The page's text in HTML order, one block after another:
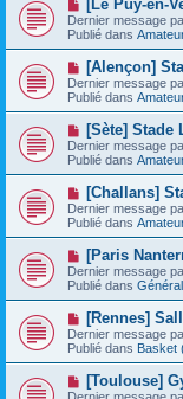
s
a
g
e
u
m
e
s
a
g
e
o
u
v
e
u
m
e
s
a
g
e
[Le Puy-en-
Dernier message
Publié dans
N
o
u
v
e
u
m
e
s
a
g
e
[Alençon]
Dernier message
Publié dans
N
o
u
v
e
u
m
e
s
a
g
e
[Sète] Stade
Dernier message
Publié dans
N
o
u
v
e
u
m
e
s
a
g
e
[Challans]
Dernier message
Publié dans
N
o
u
v
e
u
m
e
s
[Paris
Dernier message
Publié dans
N
o
u
v
e
[Rennes]
Dernier message
Publié dans Basket
N
o
[Toulouse]
Dernier message